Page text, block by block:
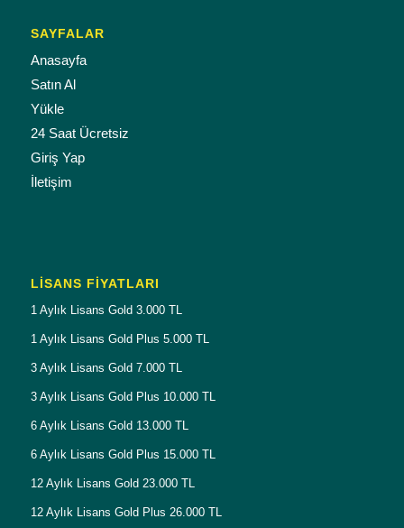
SAYFALAR
Anasayfa
Satın Al
Yükle
24 Saat Ücretsiz
Giriş Yap
İletişim
LISANS FIYATLARI
1 Aylık Lisans Gold 3.000 TL
1 Aylık Lisans Gold Plus 5.000 TL
3 Aylık Lisans Gold 7.000 TL
3 Aylık Lisans Gold Plus 10.000 TL
6 Aylık Lisans Gold 13.000 TL
6 Aylık Lisans Gold Plus 15.000 TL
12 Aylık Lisans Gold 23.000 TL
12 Aylık Lisans Gold Plus 26.000 TL